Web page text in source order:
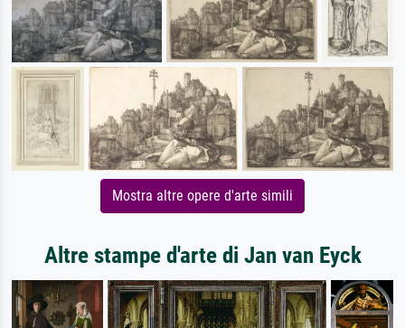
Mostra altre opere d'arte simili
Altre stampe d'arte di Jan van Eyck